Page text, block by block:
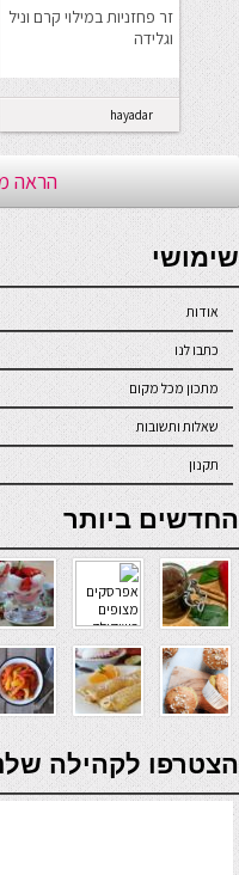
זר פחזניות במילוי קרם וניל
וגלידה
hayadar
הראה
seriöse online casinos österreich
שימושי
אודות
כתבו לנו
מתכון מכל מקום
שאלות ותשובות
תקנון
online casino
החדשים ביותר
verde casino
הצטרפו לקהילה